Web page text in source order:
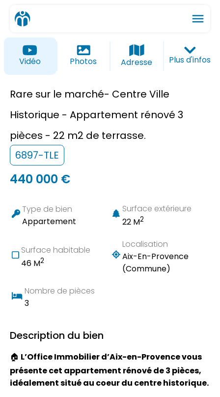
menu
ios_share
Vidéo Photos Adresse Plus d'infos
Rare sur le marché- Centre Ville
Historique - Appartement rénové 3
pièces - 22 m2 de terrasse.
6897-TLE
440 000 €
Type de bien
Appartement
Surface extérieure
22 M2
Surface habitable
46 M2
Localisation
Aix-En-Provence
(Commune)
Nombre de pièces
3
Description du bien
🏠 L’Office Immobilier d’Aix-en-Provence vous
présente cet appartement rénové de 3 pièces,
idéalement situé au coeur du centre historique.